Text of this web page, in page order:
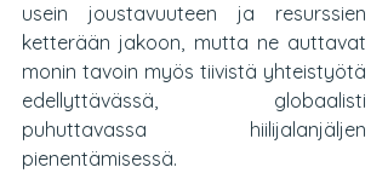
usein joustavuuteen ja resurssien
ketterään jakoon, mutta ne auttavat
monin tavoin myös tiivistä yhteistyötä
edellyttävässä, globaalisti
puhuttavassa hiilijalanjäljen
pienentämisessä.